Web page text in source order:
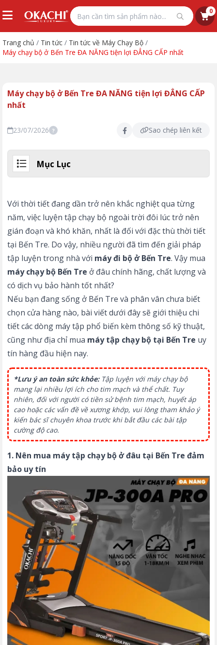
0
Trang chủ / Tin tức / Tin tức về Máy Chạy Bộ /
Máy chạy bộ ở Bến Tre ĐA NĂNG tiện lợi ĐẲNG CẤP nhất
Máy chạy bộ ở Bến Tre ĐA NĂNG tiện lợi ĐẲNG CẤP
nhất
23/07/2026 ? Sao chép liên kết
Mục Lục
Với thời tiết đang dần trở nên khắc nghiệt qua từng
năm, việc luyện tập chạy bộ ngoài trời đôi lúc trở nên
gián đoạn và khó khăn, nhất là đối với đặc thù thời tiết
tại Bến Tre. Do vậy, nhiều người đã tìm đến giải pháp
tập luyện trong nhà với máy đi bộ ở Bến Tre. Vậy mua
máy chạy bộ Bến Tre ở đâu chính hãng, chất lượng và
có dịch vụ bảo hành tốt nhất?
Nếu bạn đang sống ở Bến Tre và phân vân chưa biết
chọn cửa hàng nào, bài viết dưới đây sẽ giới thiệu chi
tiết các dòng máy tập phổ biến kèm thông số kỹ thuật,
cũng như địa chỉ mua máy tập chạy bộ tại Bến Tre uy
tín hàng đầu hiện nay.
*Lưu ý an toàn sức khỏe:Tập luyện với máy chạy bộ
mang lại nhiều lợi ích cho tim mạch và thể chất. Tuy
nhiên, đối với người có tiền sử bệnh tim mạch, huyết áp
cao hoặc các vấn đề về xương khớp, vui lòng tham khảo ý
kiến bác sĩ chuyên khoa trước khi bắt đầu các bài tập
cường độ cao.
1. Nên mua máy tập chạy bộ ở đâu tại Bến Tre đảm
bảo uy tín